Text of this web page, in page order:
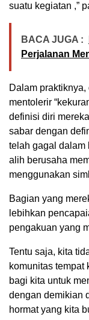
suatu kegiatan ,”
BACA JUGA :
Perjalanan
Dalam
mentolerir
definisi diri
sabar dengan
telah gagal dalam
alih berusaha
menggunakan
Bagian yang
lebihkan
pengakuan yang
Tentu saja, kita
komunitas tempat
bagi kita untuk
dengan demikian
hormat yang kita